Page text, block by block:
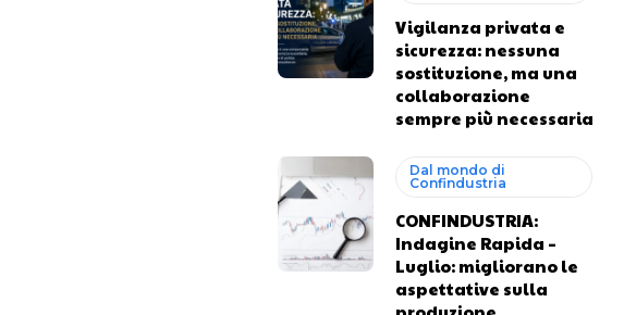
Vigilanza privata e
sicurezza: nessuna
sostituzione, ma una
collaborazione
sempre più necessaria
Dal mondo di
Confindustria
CONFINDUSTRIA:
Indagine Rapida –
Luglio: migliorano le
aspettative sulla